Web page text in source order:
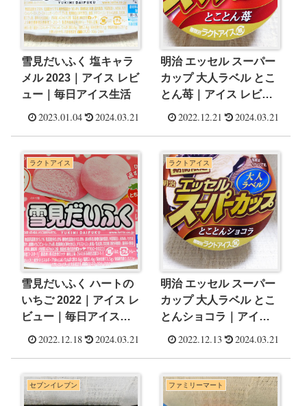
雪見だいふく 塩キャラ
メル 2023｜アイス レビ
ュー｜毎日アイス生活
2023.01.04 2024.03.21
明治 エッセル スーパー
カップ 大人ラベル とこ
とん苺｜アイス レビュ
ー｜毎日アイス生活
2022.12.21 2024.03.21
ラクトアイス
雪見だいふく ハートの
いちご 2022｜アイス レ
ビュー｜毎日アイス生
活 2022.12.18 2024.03.21
ラクトアイス
明治 エッセル スーパー
カップ 大人ラベル とこ
とんショコラ｜アイス
レビュー｜毎日アイス
2022.12.13 2024.03.21
セブンイレブン ファミリーマート